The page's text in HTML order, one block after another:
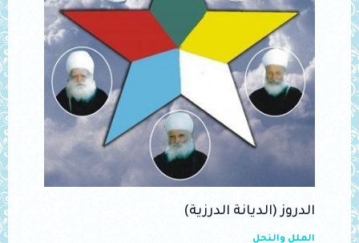
الدروز (الديانة الدرزية)
الملل والنحل